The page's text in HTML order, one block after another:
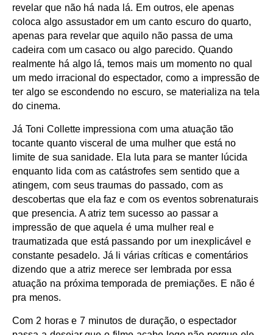
revelar que não há nada lá. Em outros, ele apenas
coloca algo assustador em um canto escuro do quarto,
apenas para revelar que aquilo não passa de uma
cadeira com um casaco ou algo parecido. Quando
realmente há algo lá, temos mais um momento no qual
um medo irracional do espectador, como a impressão de
ter algo se escondendo no escuro, se materializa na tela
do cinema.
Já Toni Collette impressiona com uma atuação tão
tocante quanto visceral de uma mulher que está no
limite de sua sanidade. Ela luta para se manter lúcida
enquanto lida com as catástrofes sem sentido que a
atingem, com seus traumas do passado, com as
descobertas que ela faz e com os eventos sobrenaturais
que presencia. A atriz tem sucesso ao passar a
impressão de que aquela é uma mulher real e
traumatizada que está passando por um inexplicável e
constante pesadelo. Já li várias críticas e comentários
dizendo que a atriz merece ser lembrada por essa
atuação na próxima temporada de premiações. E não é
pra menos.
Com 2 horas e 7 minutos de duração, o espectador